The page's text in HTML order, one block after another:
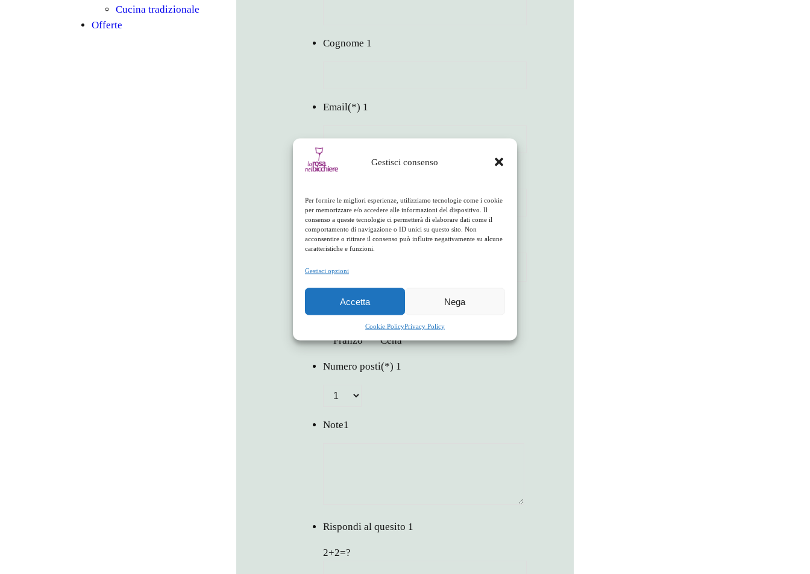
Gestisci consenso
Per fornire le migliori esperienze, utilizziamo tecnologie come i cookie
per memorizzare e/o accedere alle informazioni del dispositivo. Il
consenso a queste tecnologie ci permetterà di elaborare dati come il
comportamento di navigazione o ID unici su questo sito. Non
acconsentire o ritirare il consenso può influire negativamente su alcune
caratteristiche e funzioni.
Gestisci opzioni
Accetta Nega
Cookie PolicyPrivacy Policy
Cucina tradizionale
Offerte
Cognome 1
Email(*) 1
Telefono
Seleziona giorno(*)1
Cosa vuoi prenotare?
Pranzo Cena
Numero posti(*) 1
Note1
Rispondi al quesito 1
2+2=?